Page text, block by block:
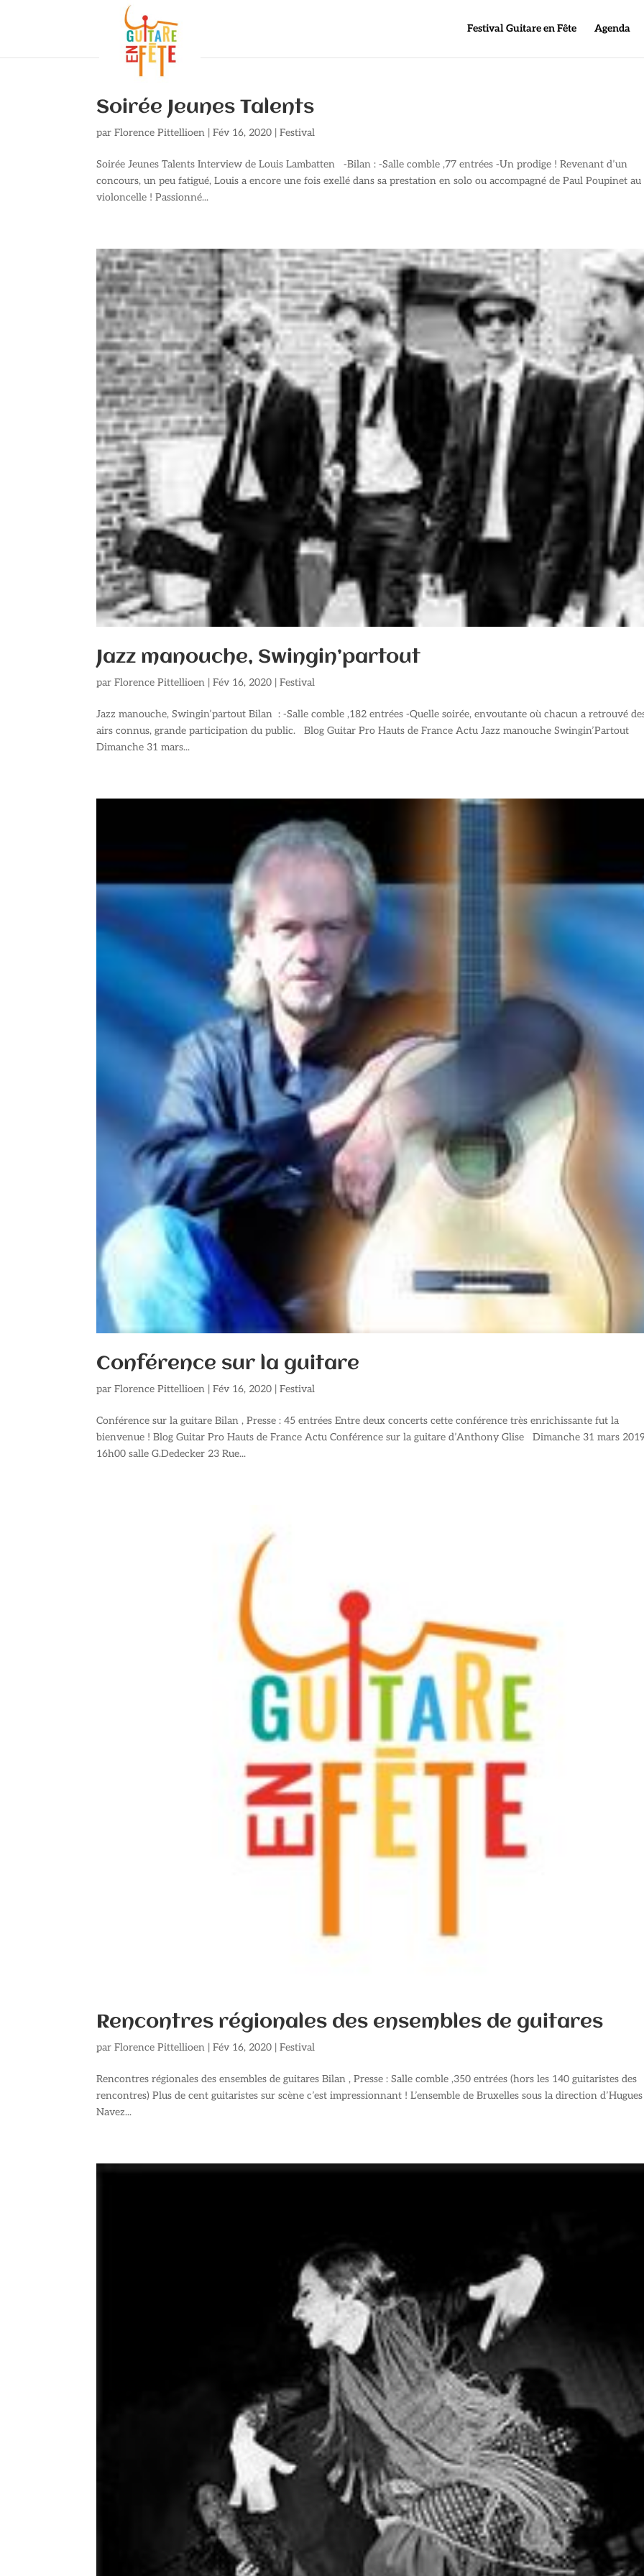
Festival Guitare en Fête Agenda
Soirée Jeunes Talents
parFlorence Pittellioen |Fév 16, 2020 |Festival
Soirée Jeunes Talents Interview de Louis Lambatten -Bilan : -Salle comble ,77 entrées -Un prodige ! Revenant d’un
concours, un peu fatigué, Louis a encore une fois exellé dans sa prestation en solo ou accompagné de Paul Poupinet au
violoncelle ! Passionné...
Jazz manouche, Swingin’partout
parFlorence Pittellioen |Fév 16, 2020 |Festival
Jazz manouche, Swingin’partout Bilan : -Salle comble ,182 entrées -Quelle soirée, envoutante où chacun a retrouvé
airs connus, grande participation du public. Blog Guitar Pro Hauts de France Actu Jazz manouche Swingin’Partout
Dimanche 31 mars...
Conférence sur la guitare
parFlorence Pittellioen |Fév 16, 2020 |Festival
Conférence sur la guitare Bilan , Presse : 45 entrées Entre deux concerts cette conférence très enrichissante fut la
bienvenue ! Blog Guitar Pro Hauts de France Actu Conférence sur la guitare d’Anthony Glise Dimanche 31 mars
16h00 salle G.Dedecker 23 Rue...
Rencontres régionales des ensembles de guitares
parFlorence Pittellioen |Fév 16, 2020 |Festival
Rencontres régionales des ensembles de guitares Bilan , Presse : Salle comble ,350 entrées (hors les 140 guitaristes des
rencontres) Plus de cent guitaristes sur scène c’est impressionnant ! L’ensemble de Bruxelles sous la direction d’Hugues
Navez...